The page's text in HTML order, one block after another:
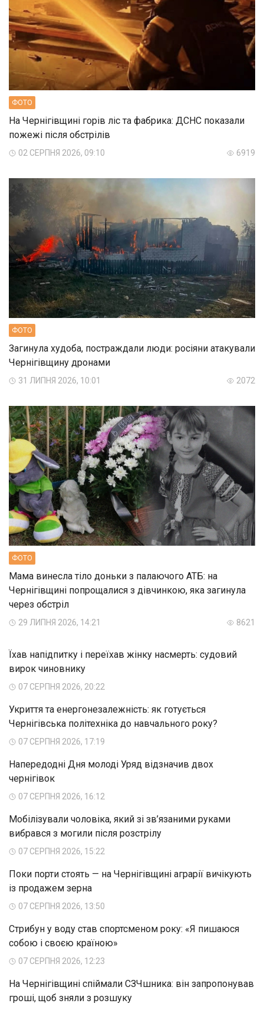
ФОТО
На Чернігівщині горів ліс та фабрика: ДСНС показали
пожежі після обстрілів
02 СЕРПНЯ 2026, 09:10 6919
ФОТО
Загинула худоба, постраждали люди: росіяни атакували
Чернігівщину дронами
31 ЛИПНЯ 2026, 10:01 2072
ФОТО
Мама винесла тіло доньки з палаючого АТБ: на
Чернігівщині попрощалися з дівчинкою, яка загинула
через обстріл
29 ЛИПНЯ 2026, 14:21 8621
Їхав напідпитку і переїхав жінку насмерть: судовий
вирок чиновнику
07 СЕРПНЯ 2026, 20:22
Укриття та енергонезалежність: як готується
Чернігівська політехніка до навчального року?
07 СЕРПНЯ 2026, 17:19
Напередодні Дня молоді Уряд відзначив двох
чернігівок
07 СЕРПНЯ 2026, 16:12
Мобілізували чоловіка, який зі зв’язаними руками
вибрався з могили після розстрілу
07 СЕРПНЯ 2026, 15:22
Поки порти стоять — на Чернігівщині аграрії вичікують
із продажем зерна
07 СЕРПНЯ 2026, 13:50
Стрибун у воду став спортсменом року: «Я пишаюся
собою і своєю країною»
07 СЕРПНЯ 2026, 12:23
На Чернігівщині спіймали СЗЧшника: він запропонував
гроші, щоб зняли з розшуку